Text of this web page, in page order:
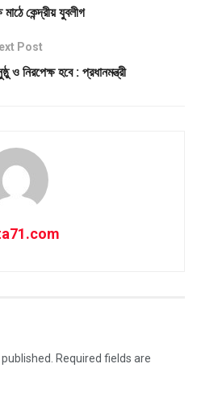
কেন্দ্রীয় যুবলীগ
Post
ও নিরপেক্ষ হবে : প্রধানমন্ত্রী
Required fields are